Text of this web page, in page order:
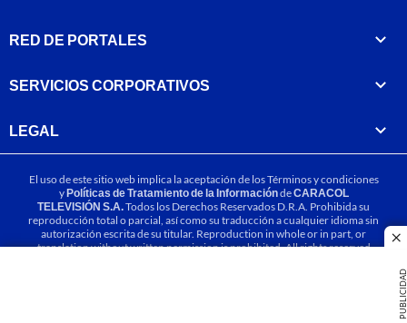
PUBLICIDAD
RED DE PORTALES
SERVICIOS CORPORATIVOS
LEGAL
El uso de este sitio web implica la aceptación de losTérminos y condiciones
yPolíticas de Tratamiento de la InformacióndeCARACOL
TELEVISIÓN S.A.Todos los Derechos Reservados D.R.A. Prohibida su
reproducción total o parcial, así como su traducción a cualquier idioma sin
autorización escrita de su titular. Reproduction in whole or in part, or
translation without written permission is prohibited. All rights reserved